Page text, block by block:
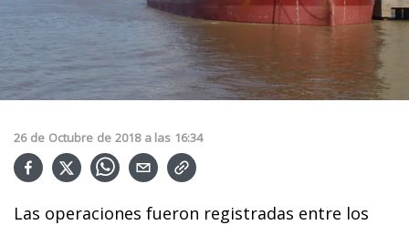
26 de Octubre de 2018 a las 16:34
Las operaciones fueron registradas entre los